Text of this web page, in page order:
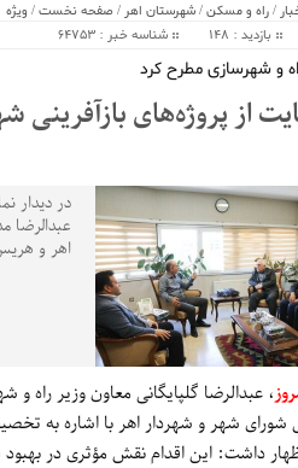
/راه و مسکن/شهرستان اهر /صفحه نخست/ ویژه
بازدید : 148 شناسه خبر : 64753
و شهرسازی مطرح کرد
از پروژه‌های بازآفرینی
در دیدار
عبدالرضا
اهر و
، عبدالرضا گلپایگانی معاون وزیر راه
شهر و شهردار اهر با اشاره به
داشت: این اقدام نقش مؤثری در